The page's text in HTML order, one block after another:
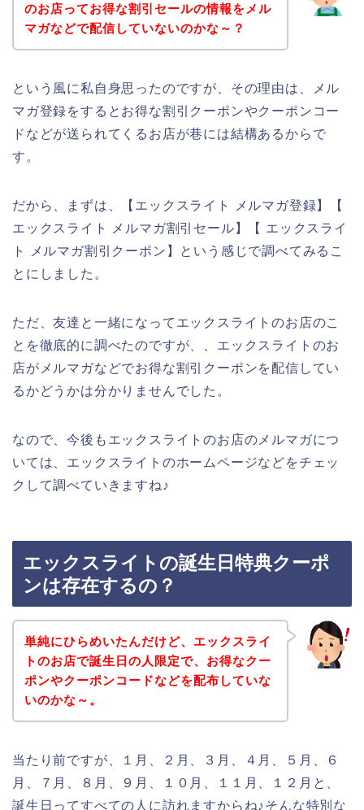
のお店ってお得な割引セールの情報をメル
マガなどで配信していないのかな～？
という風に私自身思ったのですが、その理由は、メル
マガ登録をするとお得な割引クーポンやクーポンコー
ドなどが送られてくるお店が巷には結構あるからで
す。
だから、まずは、【エックスライト メルマガ登録】【
エックスライト メルマガ割引セール】【 エックスライ
ト メルマガ割引クーポン】という感じで調べてみるこ
とにしました。
ただ、友達と一緒になってエックスライトのお店のこ
とを徹底的に調べたのですが、、エックスライトのお
店がメルマガなどでお得な割引クーポンを配信してい
るかどうかは分かりませんでした。
なので、今後もエックスライトのお店のメルマガにつ
いては、エックスライトのホームページなどをチェッ
クして調べていきますね♪
エックスライトの誕生日特典クーポ
ンは存在するの？
単純にひらめいたんだけど、エックスライ
トのお店で誕生日の人限定で、お得なクー
ポンやクーポンコードなどを配布していな
いのかな～。
当たり前ですが、１月、２月、３月、４月、５月、６
月、７月、８月、９月、１０月、１１月、１２月と、
誕生日ってすべての人に訪れますからね♪そんな特別な